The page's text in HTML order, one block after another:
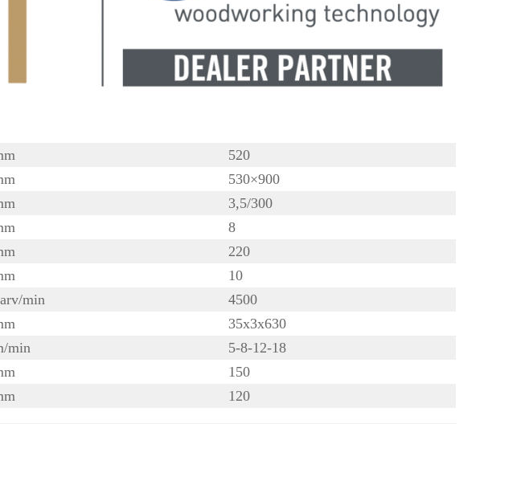
520
530×900
3,5/300
8
220
10
min
4500
35x3x630
min
5-8-12-18
150
120